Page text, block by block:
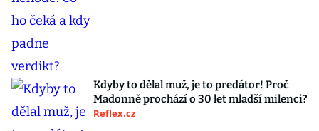
Kdyby to dělal muž, je to predátor! Proč
Madonně prochází o 30 let mladší milenci?
Reflex.cz